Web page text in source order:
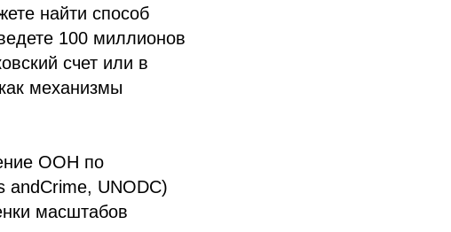
найти способ
100 миллионов
счет или в
механизмы
ООН по
andCrime, UNODC)
масштабов